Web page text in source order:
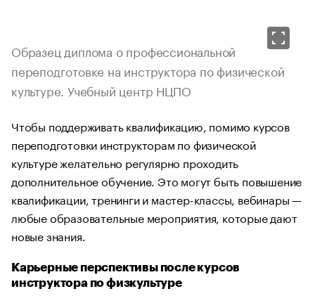
Образец диплома о профессиональной
переподготовке на инструктора по физической
культуре. Учебный центр НЦПО
Чтобы поддерживать квалификацию, помимо курсов
переподготовки инструкторам по физической
культуре желательно регулярно проходить
дополнительное обучение. Это могут быть повышение
квалификации, тренинги и мастер-классы, вебинары —
любые образовательные мероприятия, которые дают
новые знания.
Карьерные перспективы после курсов
инструктора по физкультуре